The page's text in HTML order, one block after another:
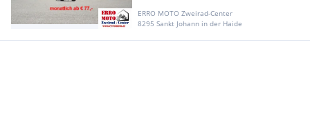
ERRO MOTO Zweirad-Center
8295 Sankt Johann in der Haide